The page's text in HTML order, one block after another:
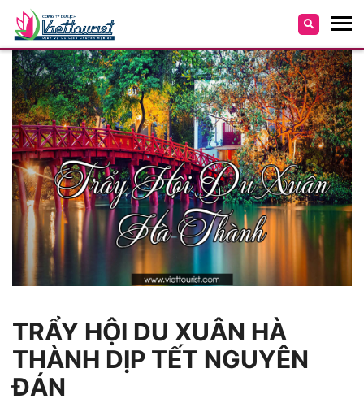
TRẨY HỘI DU XUÂN HÀ
THÀNH DỊP TẾT NGUYÊN
ĐÁN